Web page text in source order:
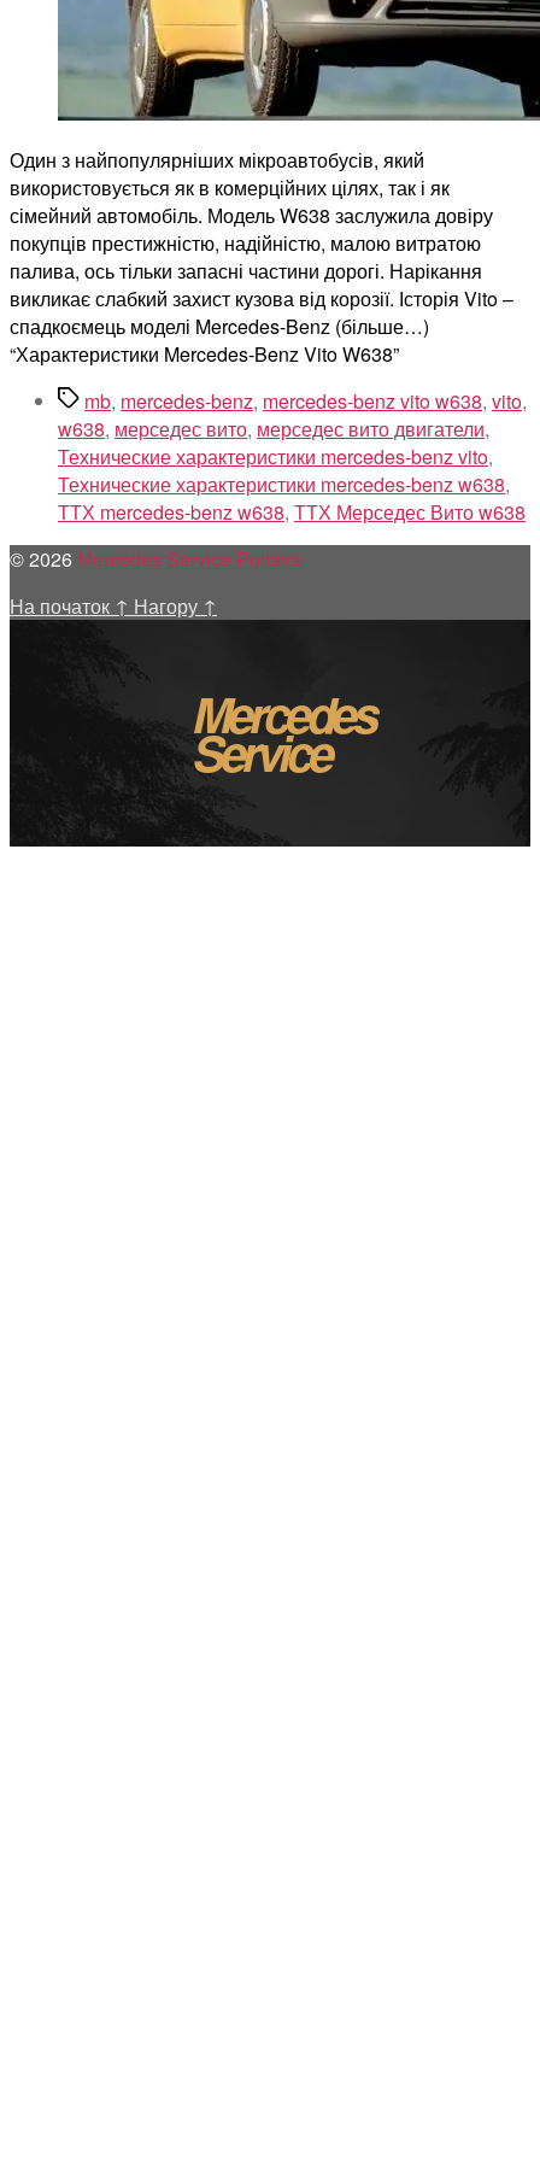
Один з найпопулярніших мікроавтобусів, який
використовується як в комерційних цілях, так і як
сімейний автомобіль. Модель W638 заслужила довіру
покупців престижністю, надійністю, малою витратою
палива, ось тільки запасні частини дорогі. Нарікання
викликає слабкий захист кузова від корозії. Історія Vito –
спадкоємець моделі Mercedes-Benz (більше…)
“Характеристики Mercedes-Benz Vito W638”
Позначки
mb, mercedes-benz, mercedes-benz vito w638, vito,
w638, мерседес вито, мерседес вито двигатели,
Технические характеристики mercedes-benz vito,
Технические характеристики mercedes-benz w638,
ТТХ mercedes-benz w638, ТТХ Мерседес Вито w638
© 2026 Mercedes Service Poltava
На початок ↑ Нагору ↑
Mercedes
Service